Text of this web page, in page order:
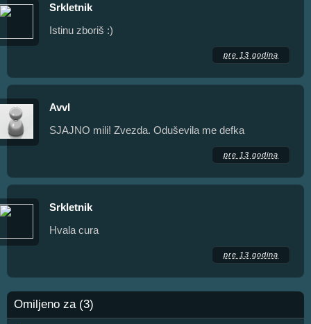
Srkletnik
Istinu zboriš :)
pre 13 godina
AvvI
SJAJNO mili! Zvezda. Oduševila me defka
pre 13 godina
Srkletnik
Hvala cura
pre 13 godina
Omiljeno za (3)